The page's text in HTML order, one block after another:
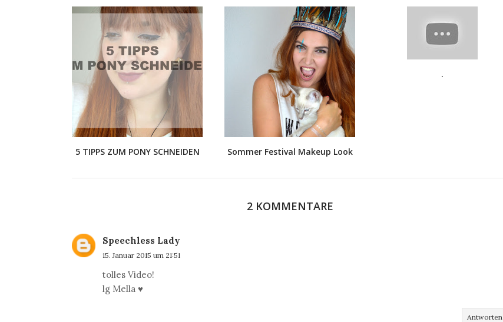
5 TIPPS ZUM PONY SCHNEIDEN Sommer Festival Makeup Look
.
2 KOMMENTARE
Speechless Lady
15. Januar 2015 um 21:51
tolles Video!
lg Mella ♥
Antworten